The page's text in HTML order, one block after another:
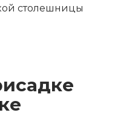
столешницы